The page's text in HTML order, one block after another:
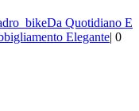
Da Quotidiano E
Elegante| 0